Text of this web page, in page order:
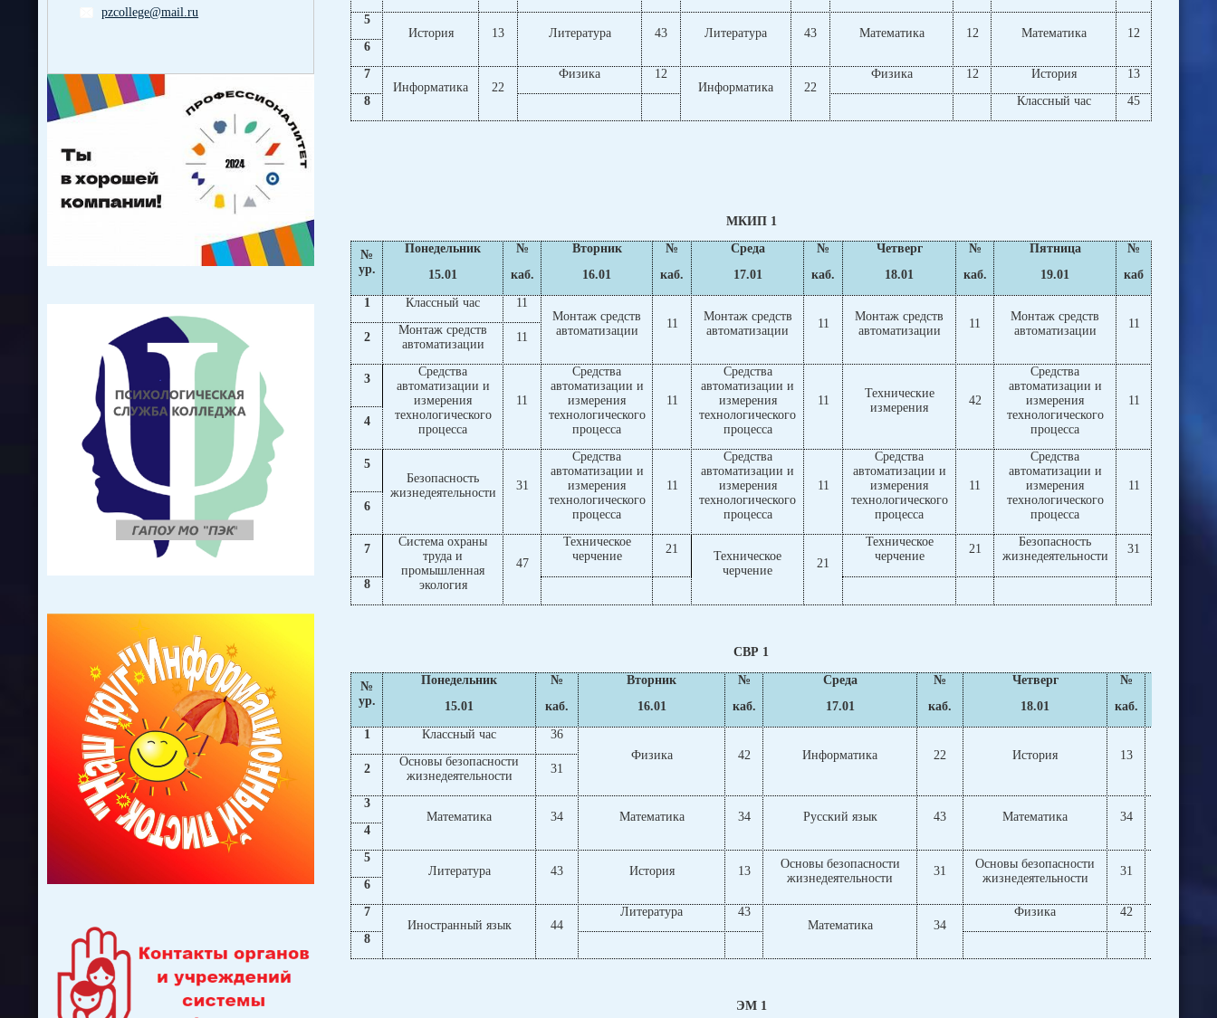
pzcollege@mail.ru
5
История
13 Литература 43 Литература 43 Математика 12 Математика
12
6
7
Информатика
22
Физика
12
Информатика
22
Физика 12 История
13
8
Классный час 45
МКИП 1
№
ур.
Понедельник
15.01
№
каб.
Вторник
16.01
№
каб.
Среда
17.01
№
каб.
Четверг
18.01
№
каб.
Пятница
19.01
№
каб
1 Классный час
11
Монтаж средств
автоматизации
11
Монтаж средств
автоматизации
11
Монтаж средств
автоматизации
11
Монтаж средств
автоматизации
11
2
Монтаж средств
автоматизации
11
3
Средства
автоматизации и
измерения
технологического
процесса
11
Средства
автоматизации и
измерения
технологического
процесса
11
Средства
автоматизации и
измерения
технологического
процесса
11
Технические
измерения
42
Средства
автоматизации и
измерения
технологического
процесса
11
4
5
Безопасность
жизнедеятельности
31
Средства
автоматизации и
измерения
технологического
процесса
11
Средства
автоматизации и
измерения
технологического
процесса
11
Средства
автоматизации и
измерения
технологического
процесса
11
Средства
автоматизации и
измерения
технологического
процесса
11
6
7
Система охраны
труда и
промышленная
экология
47
Техническое
черчение
21
Техническое
черчение
21
Техническое
черчение
21
Безопасность
жизнедеятельности
31
8
СВР 1
№
ур.
Понедельник
15.01
№
каб.
Вторник
16.01
№
каб.
Среда
17.01
№
каб.
Четверг
18.01
№
каб.
1 Классный час
36
Физика
42 Информатика 22 История 13
2
Основы безопасности
жизнедеятельности
31
3
Математика
34 Математика 34 Русский язык 43 Математика 34
4
5
Литература
43 История 13
Основы безопасности
жизнедеятельности
31
Основы безопасности
жизнедеятельности
31
6
7
Иностранный язык
44
Литература
43
Математика
34
Физика 42
8
ЭМ 1